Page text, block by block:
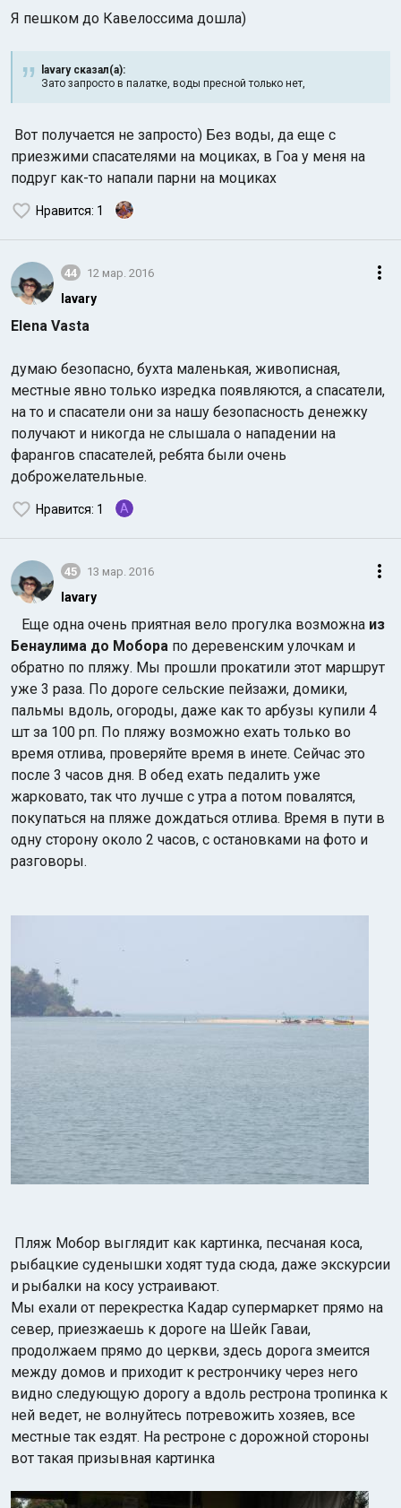
Я пешком до Кавелоссима дошла)
lavary сказал(а):
Зато запросто в палатке, воды пресной только нет,
Вот получается не запросто) Без воды, да еще с
приезжими спасателями на моциках, в Гоа у меня на
подруг как-то напали парни на моциках
Нравится: 1
44 12 мар. 2016
lavary
Elena Vasta
думаю безопасно, бухта маленькая, живописная,
местные явно только изредка появляются, а спасатели,
на то и спасатели они за нашу безопасность денежку
получают и никогда не слышала о нападении на
фарангов спасателей, ребята были очень
доброжелательные.
Нравится: 1 A
45 13 мар. 2016
lavary
Еще одна очень приятная вело прогулка возможна из
Бенаулима до Мобора по деревенским улочкам и
обратно по пляжу. Мы прошли прокатили этот маршрут
уже 3 раза. По дороге сельские пейзажи, домики,
пальмы вдоль, огороды, даже как то арбузы купили 4
шт за 100 рп. По пляжу возможно ехать только во
время отлива, проверяйте время в инете. Сейчас это
после 3 часов дня. В обед ехать педалить уже
жарковато, так что лучше с утра а потом повалятся,
покупаться на пляже дождаться отлива. Время в пути в
одну сторону около 2 часов, с остановками на фото и
разговоры.
Пляж Мобор выглядит как картинка, песчаная коса,
рыбацкие суденышки ходят туда сюда, даже экскурсии
и рыбалки на косу устраивают.
Мы ехали от перекрестка Кадар супермаркет прямо на
север, приезжаешь к дороге на Шейк Гаваи,
продолжаем прямо до церкви, здесь дорога змеится
между домов и приходит к рестрончику через него
видно следующую дорогу а вдоль рестрона тропинка к
ней ведет, не волнуйтесь потревожить хозяев, все
местные так ездят. На рестроне с дорожной стороны
вот такая призывная картинка